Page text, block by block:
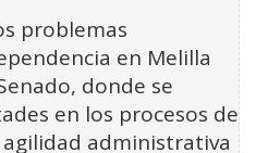
problemas
en Melilla
donde se
en los procesos de
administrativa